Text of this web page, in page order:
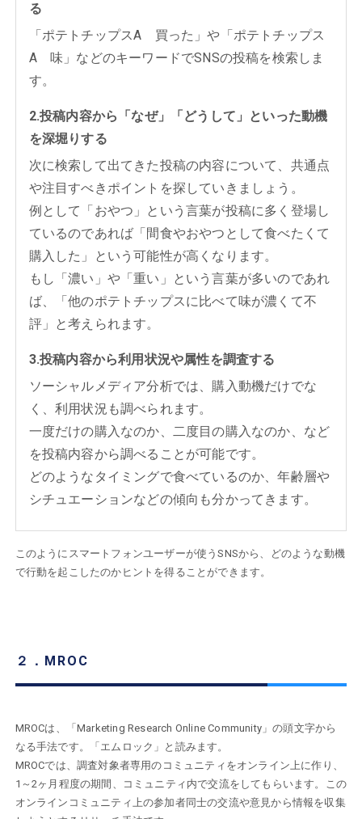
る
「ポテトチップスA 買った」や「ポテトチップス
A 味」などのキーワードでSNSの投稿を検索しま
す。
2.投稿内容から「なぜ」「どうして」といった動機
を深堀りする
次に検索して出てきた投稿の内容について、共通点
や注目すべきポイントを探していきましょう。
例として「おやつ」という言葉が投稿に多く登場し
ているのであれば「間食やおやつとして食べたくて
購入した」という可能性が高くなります。
もし「濃い」や「重い」という言葉が多いのであれ
ば、「他のポテトチップスに比べて味が濃くて不
評」と考えられます。
3.投稿内容から利用状況や属性を調査する
ソーシャルメディア分析では、購入動機だけでな
く、利用状況も調べられます。
一度だけの購入なのか、二度目の購入なのか、など
を投稿内容から調べることが可能です。
どのようなタイミングで食べているのか、年齢層や
シチュエーションなどの傾向も分かってきます。
このようにスマートフォンユーザーが使うSNSから、どのような動機
で行動を起こしたのかヒントを得ることができます。
２．MROC
MROCは、「Marketing Research Online Community」の頭文字から
なる手法です。「エムロック」と読みます。
MROCでは、調査対象者専用のコミュニティをオンライン上に作り、
1～2ヶ月程度の期間、コミュニティ内で交流をしてもらいます。この
オンラインコミュニティ上の参加者同士の交流や意見から情報を収集